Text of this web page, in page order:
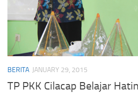
BERITA JANUARY 29, 2015
TP PKK Cilacap Belajar